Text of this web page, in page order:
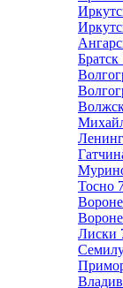
Братск
Тосно
Лиски